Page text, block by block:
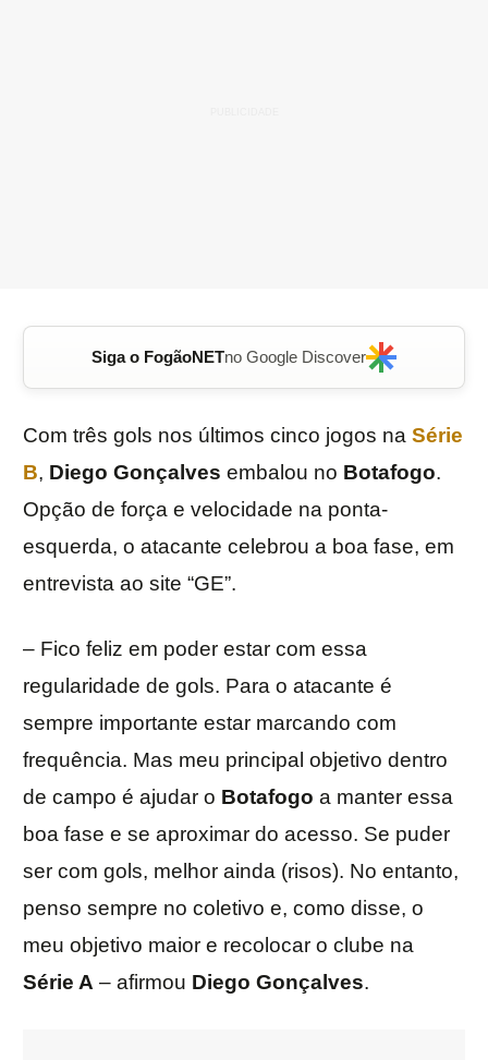
Siga o FogãoNETno Google Discover
Com três gols nos últimos cinco jogos na Série
B, Diego Gonçalves embalou no Botafogo.
Opção de força e velocidade na ponta-
esquerda, o atacante celebrou a boa fase, em
entrevista ao site “GE”.
– Fico feliz em poder estar com essa
regularidade de gols. Para o atacante é
sempre importante estar marcando com
frequência. Mas meu principal objetivo dentro
de campo é ajudar o Botafogo a manter essa
boa fase e se aproximar do acesso. Se puder
ser com gols, melhor ainda (risos). No entanto,
penso sempre no coletivo e, como disse, o
meu objetivo maior e recolocar o clube na
Série A – afirmou Diego Gonçalves.